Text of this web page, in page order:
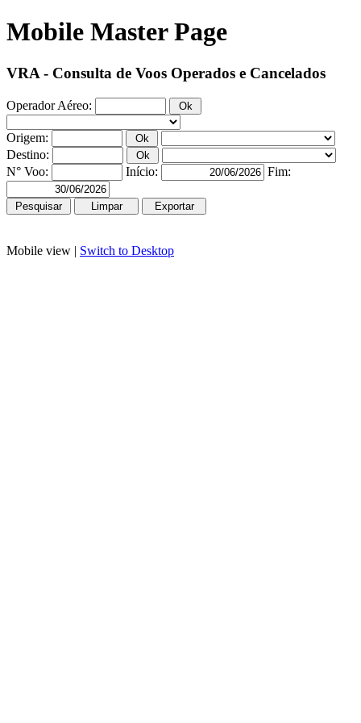
Mobile Master Page
VRA - Consulta de Voos Operados e Cancelados
Operador Aéreo:
Origem:
Destino:
N° Voo:
Início: Fim:
Mobile view | Switch to Desktop